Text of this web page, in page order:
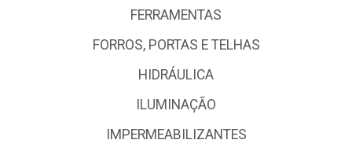
FERRAMENTAS
FORROS, PORTAS E TELHAS
HIDRÁULICA
ILUMINAÇÃO
IMPERMEABILIZANTES